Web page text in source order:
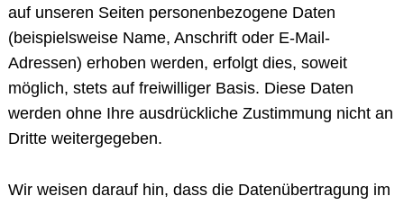
auf unseren Seiten personenbezogene Daten
(beispielsweise Name, Anschrift oder E-Mail-
Adressen) erhoben werden, erfolgt dies, soweit
möglich, stets auf freiwilliger Basis. Diese Daten
werden ohne Ihre ausdrückliche Zustimmung nicht an
Dritte weitergegeben.
Wir weisen darauf hin, dass die Datenübertragung im